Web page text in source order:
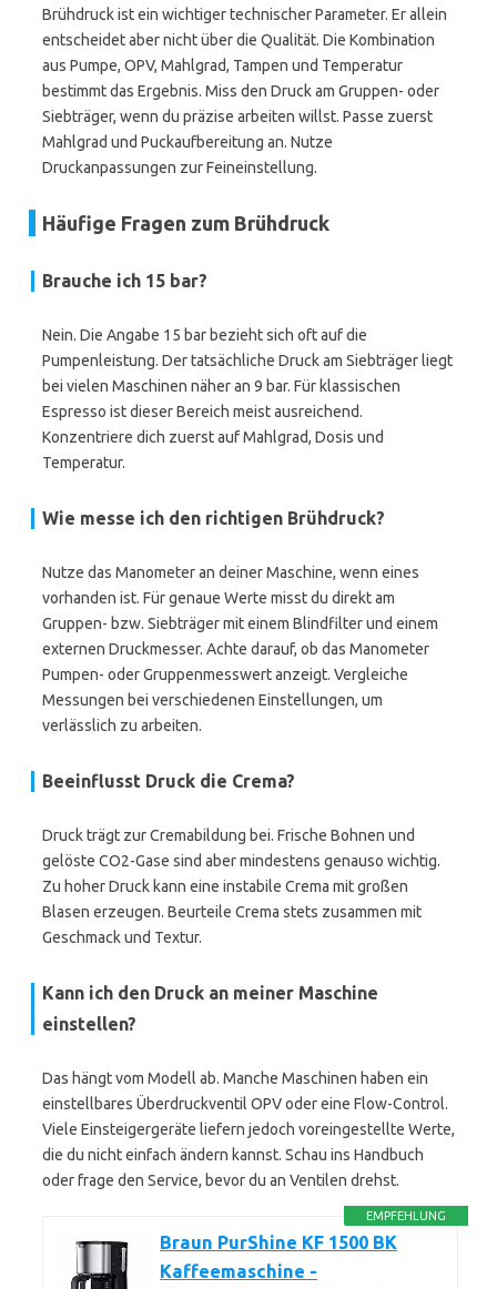
Brühdruck ist ein wichtiger technischer Parameter. Er allein
entscheidet aber nicht über die Qualität. Die Kombination
aus Pumpe, OPV, Mahlgrad, Tampen und Temperatur
bestimmt das Ergebnis. Miss den Druck am Gruppen- oder
Siebträger, wenn du präzise arbeiten willst. Passe zuerst
Mahlgrad und Puckaufbereitung an. Nutze
Druckanpassungen zur Feineinstellung.
Häufige Fragen zum Brühdruck
Brauche ich 15 bar?
Nein. Die Angabe 15 bar bezieht sich oft auf die
Pumpenleistung. Der tatsächliche Druck am Siebträger liegt
bei vielen Maschinen näher an 9 bar. Für klassischen
Espresso ist dieser Bereich meist ausreichend.
Konzentriere dich zuerst auf Mahlgrad, Dosis und
Temperatur.
Wie messe ich den richtigen Brühdruck?
Nutze das Manometer an deiner Maschine, wenn eines
vorhanden ist. Für genaue Werte misst du direkt am
Gruppen- bzw. Siebträger mit einem Blindfilter und einem
externen Druckmesser. Achte darauf, ob das Manometer
Pumpen- oder Gruppenmesswert anzeigt. Vergleiche
Messungen bei verschiedenen Einstellungen, um
verlässlich zu arbeiten.
Beeinflusst Druck die Crema?
Druck trägt zur Cremabildung bei. Frische Bohnen und
gelöste CO2-Gase sind aber mindestens genauso wichtig.
Zu hoher Druck kann eine instabile Crema mit großen
Blasen erzeugen. Beurteile Crema stets zusammen mit
Geschmack und Textur.
Kann ich den Druck an meiner Maschine
einstellen?
Das hängt vom Modell ab. Manche Maschinen haben ein
einstellbares Überdruckventil OPV oder eine Flow-Control.
Viele Einsteigergeräte liefern jedoch voreingestellte Werte,
die du nicht einfach ändern kannst. Schau ins Handbuch
oder frage den Service, bevor du an Ventilen drehst.
EMPFEHLUNG
Braun PurShine KF 1500 BK
Kaffeemaschine -